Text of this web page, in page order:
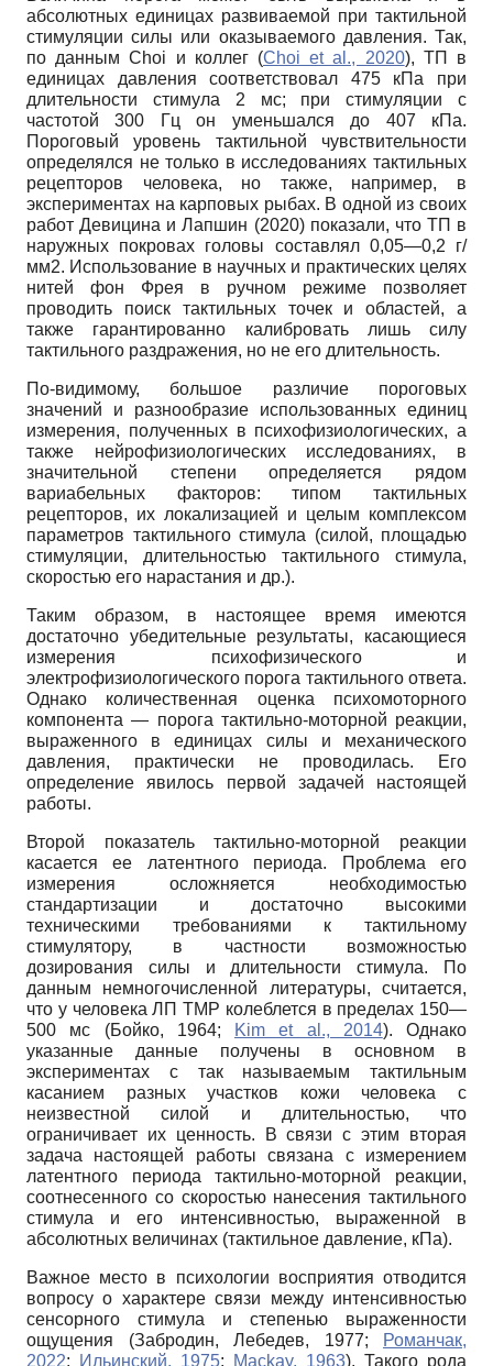
абсолютных единицах развиваемой при тактильной
стимуляции силы или оказываемого давления. Так,
по данным Choi и коллег (Choi et al., 2020), ТП в
единицах давления соответствовал 475 кПа при
длительности стимула 2 мс; при стимуляции с
частотой 300 Гц он уменьшался до 407 кПа.
Пороговый уровень тактильной чувствительности
определялся не только в исследованиях тактильных
рецепторов человека, но также, например, в
экспериментах на карповых рыбах. В одной из своих
работ Девицина и Лапшин (2020) показали, что ТП в
наружных покровах головы составлял 0,05—0,2 г/
мм2. Использование в научных и практических целях
нитей фон Фрея в ручном режиме позволяет
проводить поиск тактильных точек и областей, а
также гарантированно калибровать лишь силу
тактильного раздражения, но не его длительность.
По-видимому, большое различие пороговых
значений и разнообразие использованных единиц
измерения, полученных в психофизиологических, а
также нейрофизиологических исследованиях, в
значительной степени определяется рядом
вариабельных факторов: типом тактильных
рецепторов, их локализацией и целым комплексом
параметров тактильного стимула (силой, площадью
стимуляции, длительностью тактильного стимула,
скоростью его нарастания и др.).
Таким образом, в настоящее время имеются
достаточно убедительные результаты, касающиеся
измерения психофизического и
электрофизиологического порога тактильного ответа.
Однако количественная оценка психомоторного
компонента — порога тактильно-моторной реакции,
выраженного в единицах силы и механического
давления, практически не проводилась. Его
определение явилось первой задачей настоящей
работы.
Второй показатель тактильно-моторной реакции
касается ее латентного периода. Проблема его
измерения осложняется необходимостью
стандартизации и достаточно высокими
техническими требованиями к тактильному
стимулятору, в частности возможностью
дозирования силы и длительности стимула. По
данным немногочисленной литературы, считается,
что у человека ЛП ТМР колеблется в пределах 150—
500 мс (Бойко, 1964;
Kim et al., 2014). Однако
указанные данные получены в основном в
экспериментах с так называемым тактильным
касанием разных участков кожи человека с
неизвестной силой и длительностью, что
ограничивает их ценность. В связи с этим вторая
задача настоящей работы связана с измерением
латентного периода тактильно-моторной реакции,
соотнесенного со скоростью нанесения тактильного
стимула и его интенсивностью, выраженной в
абсолютных величинах (тактильное давление, кПа).
Важное место в психологии восприятия отводится
вопросу о характере связи между интенсивностью
сенсорного стимула и степенью выраженности
ощущения (Забродин, Лебедев, 1977;
Романчак,
2022; Ильинский, 1975; Mackay, 1963). Такого рода